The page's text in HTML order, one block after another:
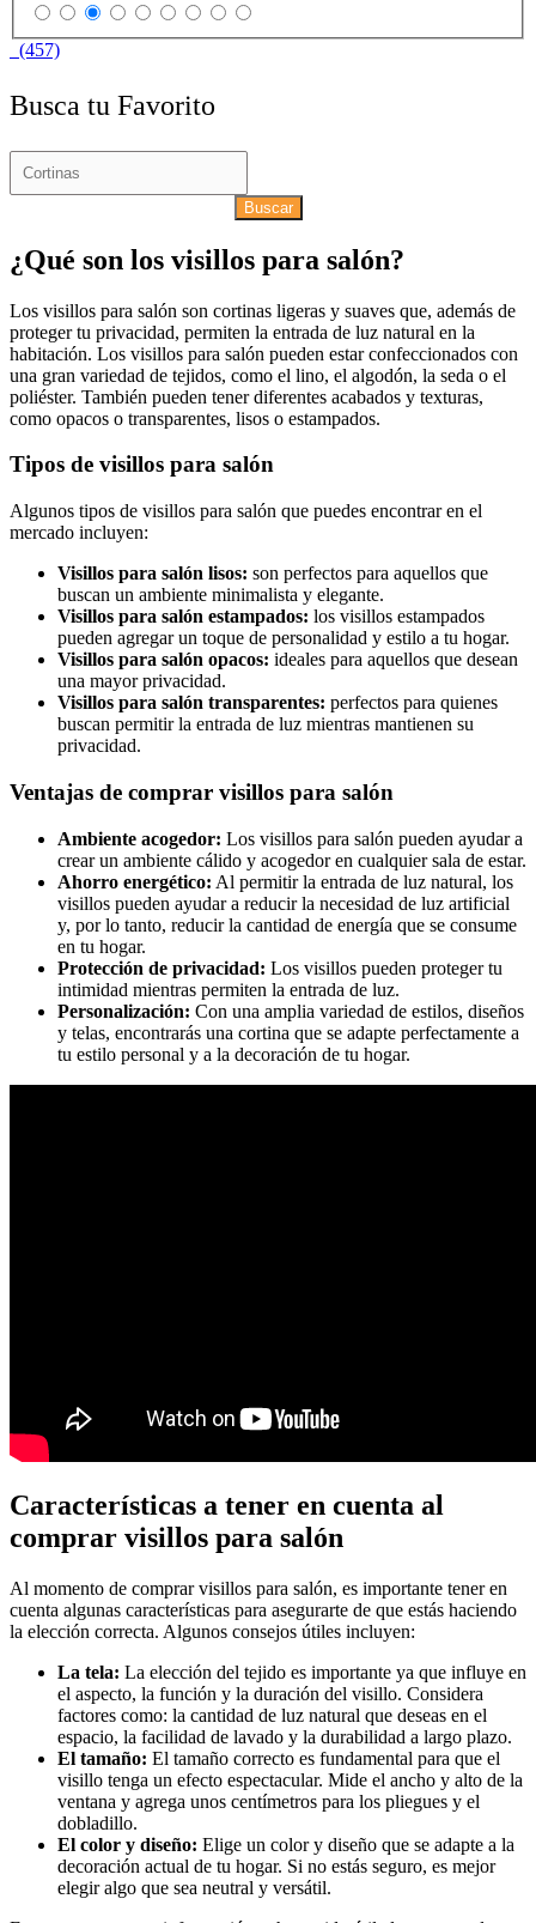
(457)
Busca tu Favorito
Buscar
¿Qué son los visillos para salón?
Los visillos para salón son cortinas ligeras y suaves que, además de
proteger tu privacidad, permiten la entrada de luz natural en la
habitación. Los visillos para salón pueden estar confeccionados con
una gran variedad de tejidos, como el lino, el algodón, la seda o el
poliéster. También pueden tener diferentes acabados y texturas,
como opacos o transparentes, lisos o estampados.
Tipos de visillos para salón
Algunos tipos de visillos para salón que puedes encontrar en el
mercado incluyen:
Visillos para salón lisos: son perfectos para aquellos que
buscan un ambiente minimalista y elegante.
Visillos para salón estampados: los visillos estampados
pueden agregar un toque de personalidad y estilo a tu hogar.
Visillos para salón opacos: ideales para aquellos que desean
una mayor privacidad.
Visillos para salón transparentes: perfectos para quienes
buscan permitir la entrada de luz mientras mantienen su
privacidad.
Ventajas de comprar visillos para salón
Ambiente acogedor: Los visillos para salón pueden ayudar a
crear un ambiente cálido y acogedor en cualquier sala de estar.
Ahorro energético: Al permitir la entrada de luz natural, los
visillos pueden ayudar a reducir la necesidad de luz artificial
y, por lo tanto, reducir la cantidad de energía que se consume
en tu hogar.
Protección de privacidad: Los visillos pueden proteger tu
intimidad mientras permiten la entrada de luz.
Personalización: Con una amplia variedad de estilos, diseños
y telas, encontrarás una cortina que se adapte perfectamente a
tu estilo personal y a la decoración de tu hogar.
Características a tener en cuenta al
comprar visillos para salón
Al momento de comprar visillos para salón, es importante tener en
cuenta algunas características para asegurarte de que estás haciendo
la elección correcta. Algunos consejos útiles incluyen:
La tela: La elección del tejido es importante ya que influye en
el aspecto, la función y la duración del visillo. Considera
factores como: la cantidad de luz natural que deseas en el
espacio, la facilidad de lavado y la durabilidad a largo plazo.
El tamaño: El tamaño correcto es fundamental para que el
visillo tenga un efecto espectacular. Mide el ancho y alto de la
ventana y agrega unos centímetros para los pliegues y el
dobladillo.
El color y diseño: Elige un color y diseño que se adapte a la
decoración actual de tu hogar. Si no estás seguro, es mejor
elegir algo que sea neutral y versátil.